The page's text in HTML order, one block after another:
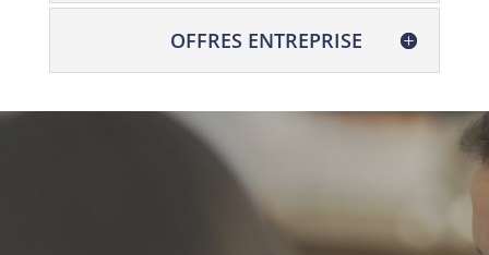
OFFRES ENTREPRISE